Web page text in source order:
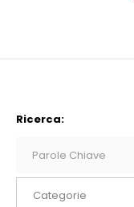
Ricerca: